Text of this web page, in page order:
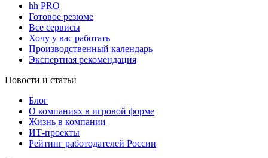
hh PRO
Готовое резюме
Все сервисы
Хочу у вас работать
Производственный календарь
Экспертная рекомендация
Новости и статьи
Блог
О компаниях в игровой форме
Жизнь в компании
ИТ-проекты
Рейтинг работодателей России